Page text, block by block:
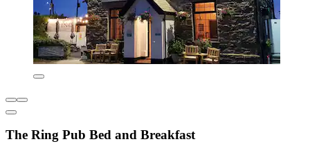
The Ring Pub Bed and Breakfast